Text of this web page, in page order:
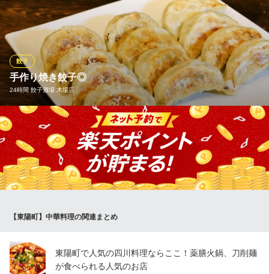
国産で新鮮な素材にこだわった特製の餡は、毎日手作りでご提供
しています。餡には中華スープと味噌を練りこんでおり、噛んだ
瞬間ジュワっと旨味があふれ出てくるジューシーな逸品。餃子の
タレも豊富にご用意しておりますので、お好みでカスタムできま
す！特製ラー油と自家製の甘辛餃子タレを混ぜるのが店長のおす
すめ♪
中華餃子楼 東陽店
手作り餃子と本格中華
地下鉄東西線木場駅 徒歩4分
東京都江東区東陽3-5-8 近藤ビル1F
手作り焼き餃子◎
24時間 餃子酒場 木場店
餃子
当店の看板メニュー『餃子』！！一つ一つ手作りで仕上げた、も
っちりジューシーな餃子をリーズナブルにお楽しみ頂けます。生
ビールやサワーと一緒に『餃子』♪格別です☆
24時間 餃子酒場 木場店
東京都江東区東陽3-6-2 宇田川ビル1F
【東陽町】中華料理の関連まとめ
東陽町で人気の四川料理ならここ！薬膳火鍋、刀削麺
が食べられる人気のお店